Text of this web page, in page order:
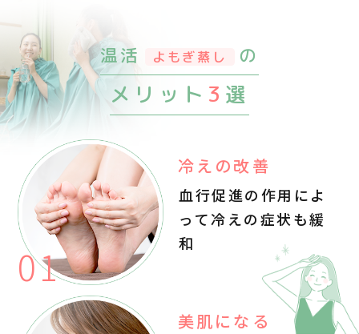
温活 よもぎ蒸し の
メリット 3 選
冷えの改善
血行促進の作用によ
って冷えの症状も緩
和
美肌になる